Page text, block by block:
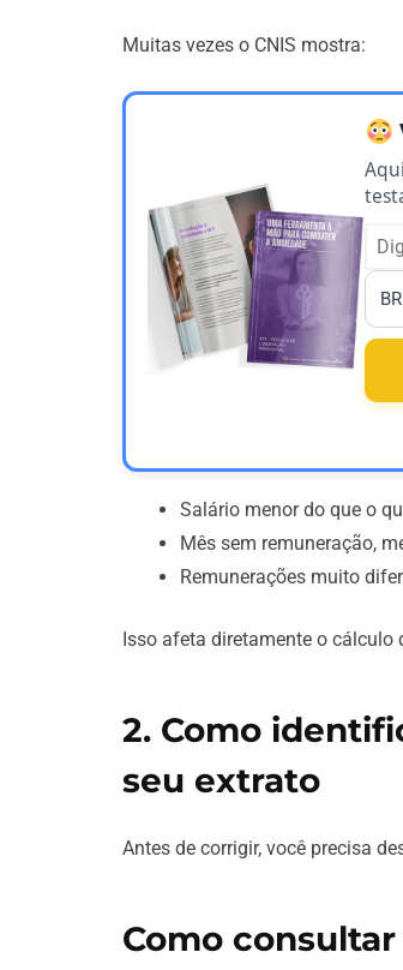
Muitas vezes o CNIS mostra:
Salário menor do que o
Mês sem remuneração,
Remunerações muito
Isso afeta diretamente o
2. Como
seu extrato
Antes de corrigir, você precisa
Como